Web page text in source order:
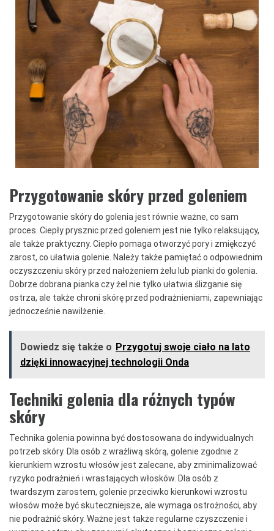
Przygotowanie skóry przed goleniem
Przygotowanie skóry do golenia jest równie ważne, co sam
proces. Ciepły prysznic przed goleniem jest nie tylko relaksujący,
ale także praktyczny. Ciepło pomaga otworzyć pory i zmiękczyć
zarost, co ułatwia golenie. Należy także pamiętać o odpowiednim
oczyszczeniu skóry przed nałożeniem żelu lub pianki do golenia.
Dobrze dobrana pianka czy żel nie tylko ułatwia ślizganie się
ostrza, ale także chroni skórę przed podrażnieniami, zapewniając
jednocześnie nawilżenie.
Dowiedz się także o Przygotuj swoje ciało na lato
dzięki innowacyjnej technologii Onda
Techniki golenia dla różnych typów
skóry
Technika golenia powinna być dostosowana do indywidualnych
potrzeb skóry. Dla osób z wrażliwą skórą, golenie zgodnie z
kierunkiem wzrostu włosów jest zalecane, aby zminimalizować
ryzyko podrażnień i wrastających włosków. Dla osób z
twardszym zarostem, golenie przeciwko kierunkowi wzrostu
włosów może być skuteczniejsze, ale wymaga ostrożności, aby
nie podrażnić skóry. Ważne jest także regularne czyszczenie i